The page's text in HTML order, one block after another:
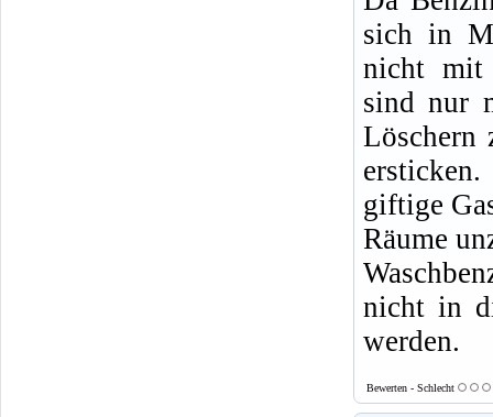
sich in
nicht mit
sind nur
Löschern
giftige
Räume
nicht in
werden.
Bewerten - Schlecht